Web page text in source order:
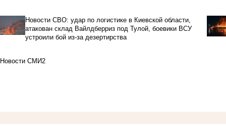
Новости СВО: удар по логистике в Киевской области,
атакован склад Вайлдберриз под Тулой, боевики ВСУ
устроили бой из-за дезертирства
Новости СМИ2